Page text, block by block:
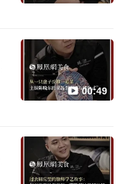
00:49